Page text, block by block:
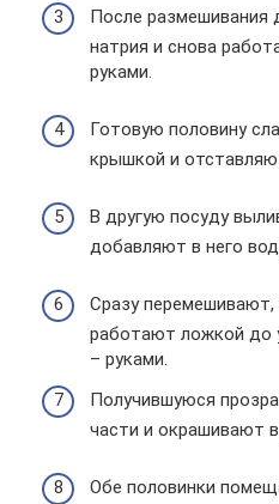
После размешивания
натрия и снова
руками.
Готовую половину
крышкой и
В другую посуду
добавляют в него
Сразу перемешивают,
работают ложкой до
– руками.
Получившуюся
части и окрашивают
Обе половинки